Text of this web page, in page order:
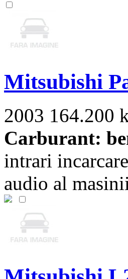
Mitsubishi
2003 164.200
Carburant:
intrari
audio al